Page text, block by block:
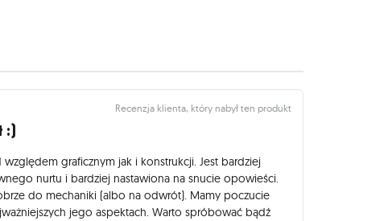
Recenzja klienta, który nabył ten produkt
:)
graficznym jak i konstrukcji. Jest bardziej
nurtu i bardziej nastawiona na snucie opowieści.
do mechaniki (albo na odwrót). Mamy poczucie
jego aspektach. Warto spróbować bądź